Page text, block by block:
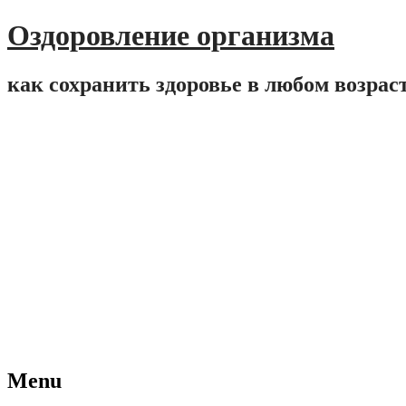
Оздоровление организма
как сохранить здоровье в любом
Menu